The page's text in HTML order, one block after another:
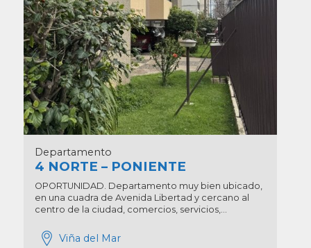
Departamento
4 NORTE – PONIENTE
OPORTUNIDAD. Departamento muy bien ubicado,
en una cuadra de Avenida Libertad y cercano al
centro de la ciudad, comercios, servicios,...
Viña del Mar